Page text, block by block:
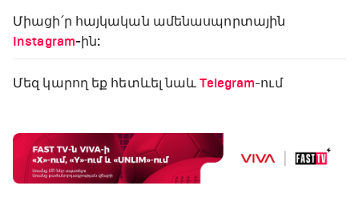
Միացի՛ր հայկական ամենասպորտային
Instagram-ին:
Մեզ կարող եք հետևել նաև Telegram-ում